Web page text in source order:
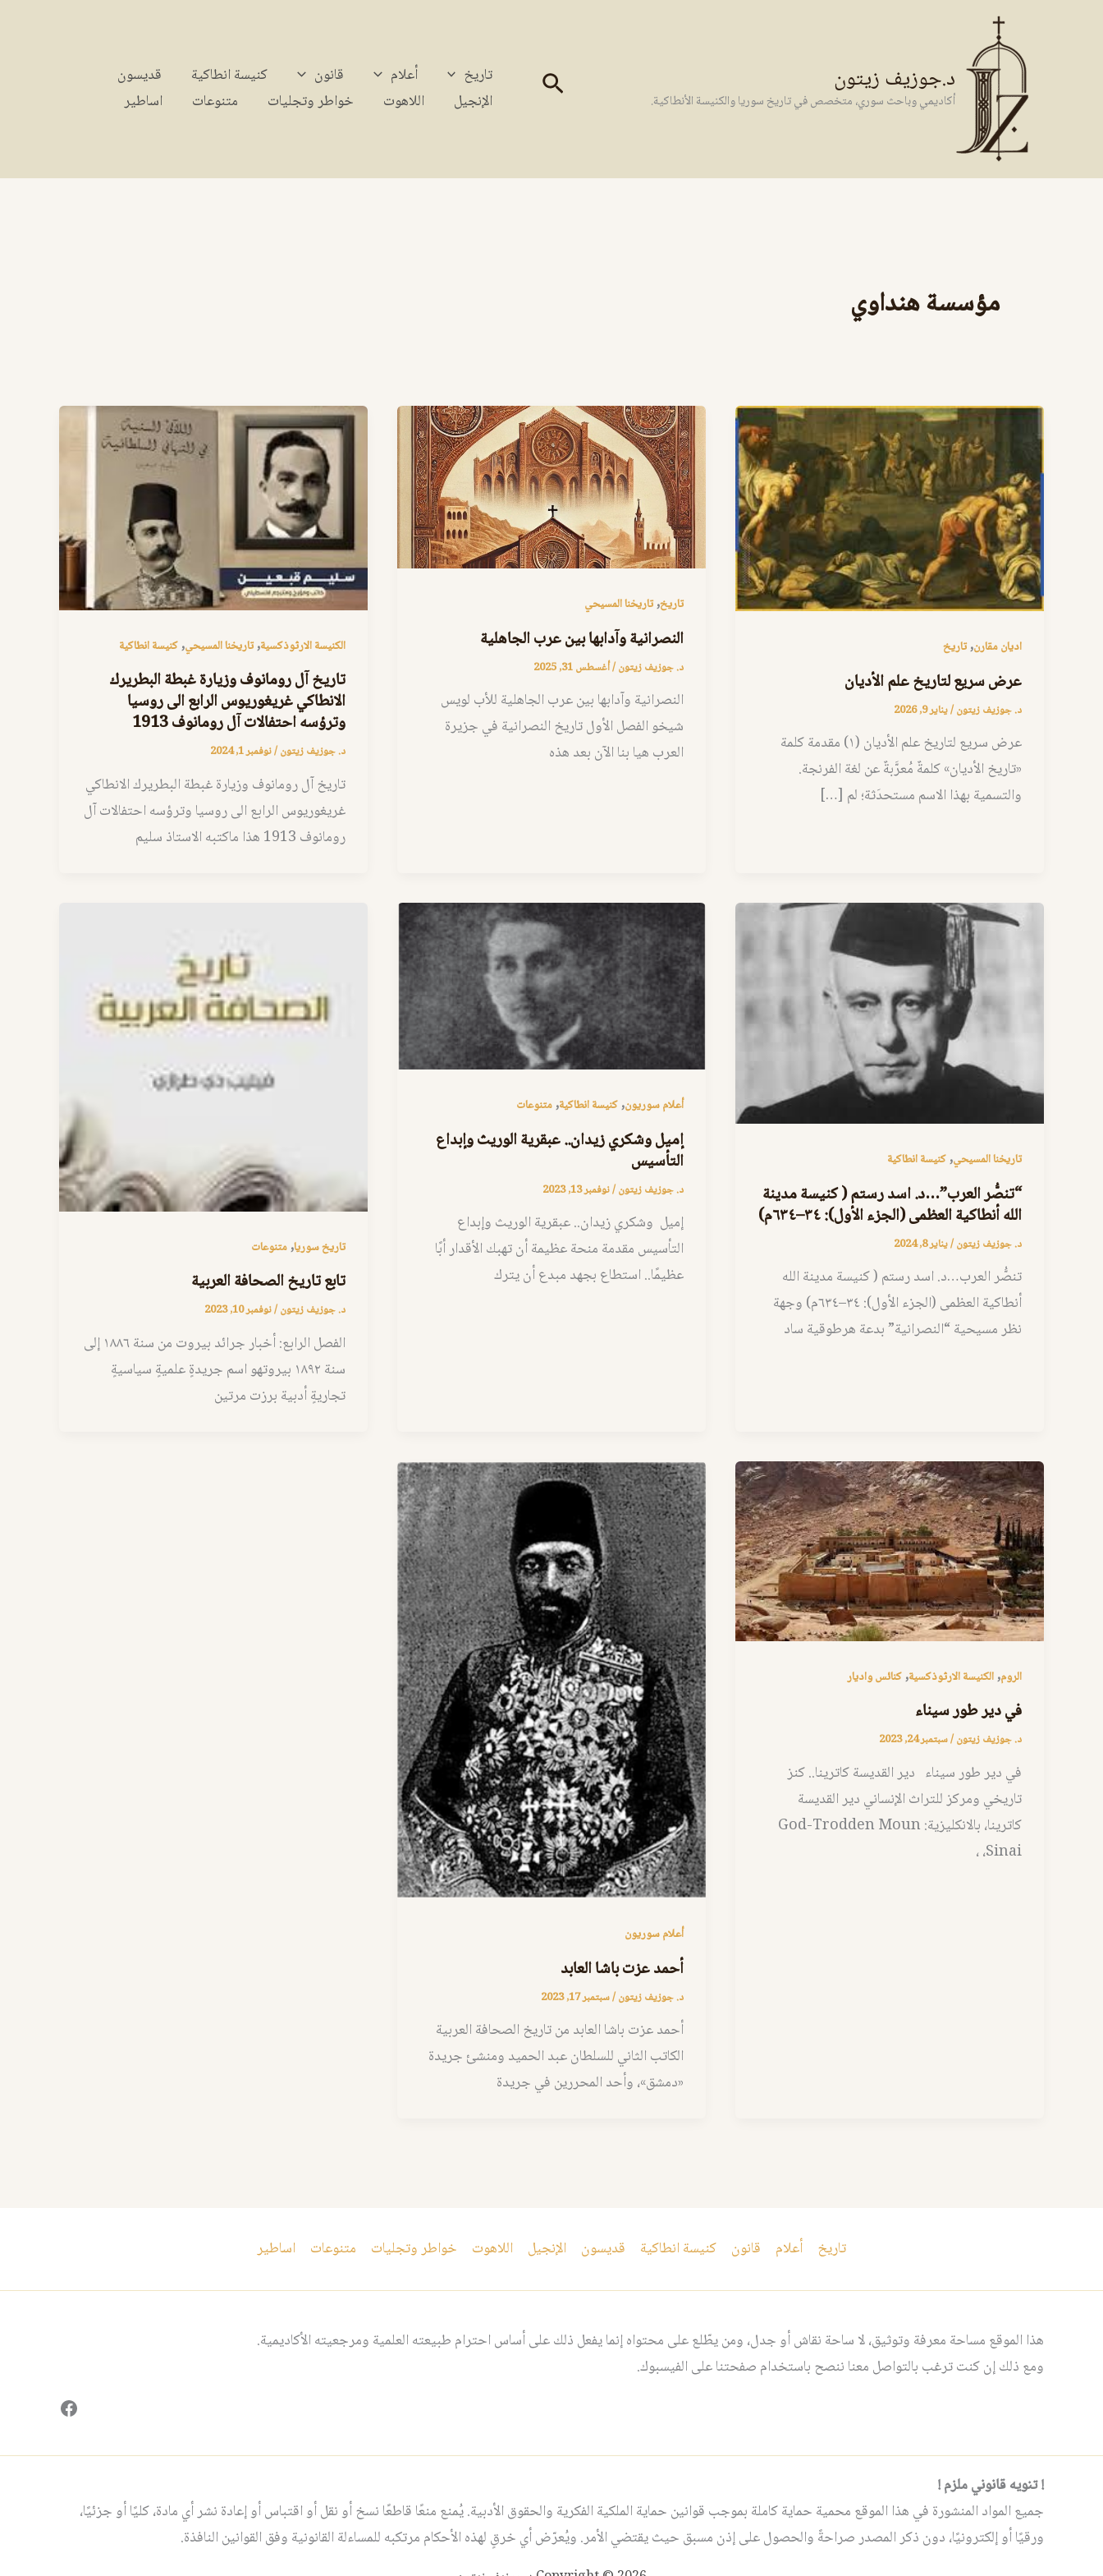
د.جوزيف زيتون
أكاديمي وباحث سوري، متخصص في تاريخ سوريا والكنيسة الأنطاكية. البحث تاريخ أعلام قانون كنيسة انطاكية
قديسون
الإنجيل
اللاهوت خواطر وتجليات متنوعات اساطير
مؤسسة هنداوي
اديان مقارن,تاريخ
عرض سريع لتاريخ علم الأديان
د. جوزيف زيتون/يناير 9, 2026
عرض سريع لتاريخ علم الأديان (١) مقدمة كلمة
«تاريخ الأديان» كلمةٌ مُعرَّبةٌ عن لغة الفرنجة.
والتسمية بهذا الاسم مستحدَثة؛ لم […]
تاريخ,تاريخنا المسيحي
النصرانية وآدابها بين عرب الجاهلية
د. جوزيف زيتون/أغسطس 31, 2025
النصرانية وآدابها بين عرب الجاهلية للأب لويس
شيخو الفصل الأول تاريخ النصرانية في جزيرة
العرب هيا بنا الآن بعد هذه
الكنيسة الارثوذكسية,تاريخنا المسيحي,كنيسة انطاكية
تاريخ آل رومانوف وزيارة غبطة البطريرك
الانطاكي غريغوريوس الرابع الى روسيا
وترؤسه احتفالات آل رومانوف 1913
د. جوزيف زيتون/نوفمبر 1, 2024
تاريخ آل رومانوف وزيارة غبطة البطريرك الانطاكي
غريغوريوس الرابع الى روسيا وترؤسه احتفالات آل
رومانوف 1913 هذا ماكتبه الاستاذ سليم
تاريخنا المسيحي,كنيسة انطاكية
“تنصُّر العرب”…د. اسد رستم ( كنيسة مدينة
الله أنطاكية العظمى (الجزء الأول): ٣٤–٦٣٤م)
د. جوزيف زيتون/يناير 8, 2024
تنصُّر العرب…د. اسد رستم ( كنيسة مدينة الله
أنطاكية العظمى (الجزء الأول): ٣٤–٦٣٤م) وجهة
نظر مسيحية “النصرانية” بدعة هرطوقية ساد
أعلام سوريون,كنيسة انطاكية,متنوعات
إميل وشكري زيدان.. عبقرية الوريث وإبداع
التأسيس
د. جوزيف زيتون/نوفمبر 13, 2023
إميل وشكري زيدان.. عبقرية الوريث وإبداع
التأسيس مقدمة منحة عظيمة أن تهبك الأقدار أبًا
عظيمًا.. استطاع بجهد مبدع أن يترك
تاريخ سوريا,متنوعات
تابع تاريخ الصحافة العربية
د. جوزيف زيتون/نوفمبر 10, 2023
الفصل الرابع: أخبار جرائد بيروت من سنة ١٨٨٦ إلى
سنة ١٨٩٢ بيروتهو اسم جريدةٍ علميةٍ سياسيةٍ
تجاريةٍ أدبية برزت مرتين
الروم,الكنيسة الارثوذكسية,كنائس واديار
في دير طور سيناء
د. جوزيف زيتون/سبتمبر 24, 2023
في دير طور سيناء دير القديسة كاترينا.. كنز
تاريخي ومركز للتراث الإنساني دير القديسة
كاترينا، بالانكليزية: God-Trodden Moun
Sinai، ،
أعلام سوريون
أحمد عزت باشا العابد
د. جوزيف زيتون/سبتمبر 17, 2023
أحمد عزت باشا العابد من تاريخ الصحافة العربية
الكاتب الثاني للسلطان عبد الحميد ومنشئ جريدة
«دمشق»، وأحد المحررين في جريدة
تاريخ أعلام قانون كنيسة انطاكية قديسون الإنجيل اللاهوت خواطر وتجليات متنوعات اساطير
هذا الموقع مساحة معرفة وتوثيق، لا ساحة نقاش أو جدل، ومن يطّلع على محتواه إنما يفعل ذلك على أساس احترام طبيعته العلمية ومرجعيته الأكاديمية.
ومع ذلك إن كنت ترغب بالتواصل معنا ننصح باستخدام صفحتنا على الفيسبوك.
فيسبوك
! تنويه قانوني ملزم !
جميع المواد المنشورة في هذا الموقع محمية حماية كاملة بموجب قوانين حماية الملكية الفكرية والحقوق الأدبية. يُمنع منعًا قاطعًا نسخ أو نقل أو اقتباس أو إعادة نشر أي مادة، كليًا أو جزئيًا،
ورقيًا أو إلكترونيًا، دون ذكر المصدر صراحةً والحصول على إذن مسبق حيث يقتضي الأمر. ويُعرّض أي خرقٍ لهذه الأحكام مرتكبه للمساءلة القانونية وفق القوانين النافذة.